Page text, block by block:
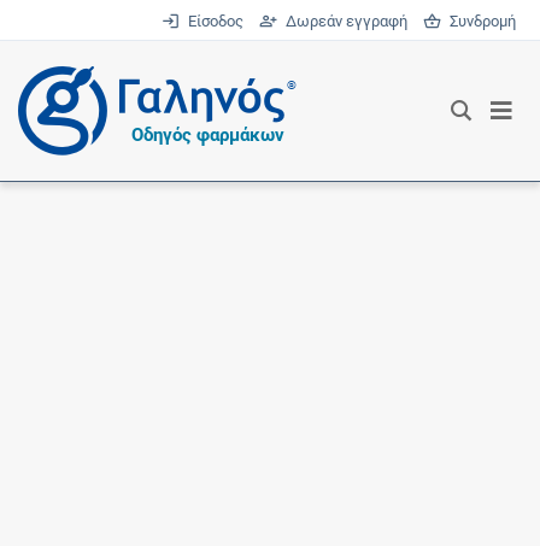
Είσοδος Δωρεάν εγγραφή Συνδρομή
®
Οδηγός φαρμάκων